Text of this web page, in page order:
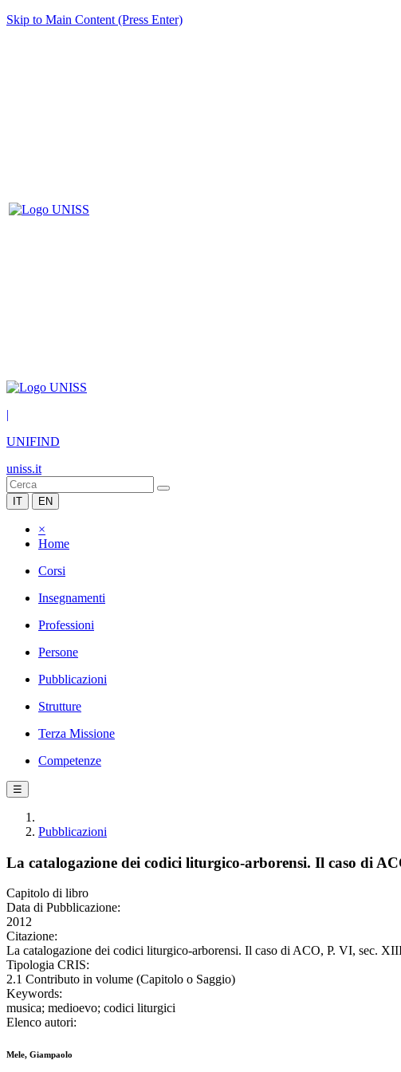
Skip to Main Content (Press Enter)
|
UNIFIND
uniss.it
IT EN
×
Home
Corsi
Insegnamenti
Professioni
Persone
Pubblicazioni
Strutture
Terza Missione
Competenze
☰
Pubblicazioni
La catalogazione dei codici liturgico-arborensi. Il caso di
Capitolo di libro
Data di Pubblicazione:
2012
Citazione:
La catalogazione dei codici liturgico-arborensi. Il caso di ACO, P. VI, sec.
Tipologia CRIS:
2.1 Contributo in volume (Capitolo o Saggio)
Keywords:
musica; medioevo; codici liturgici
Elenco autori:
Mele, Giampaolo